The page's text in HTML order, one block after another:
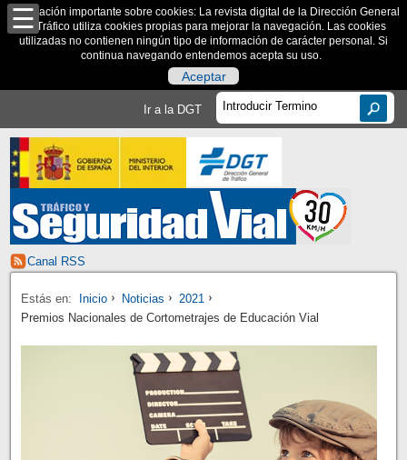
Información importante sobre cookies: La revista digital de la Dirección General
de Tráfico utiliza cookies propias para mejorar la navegación. Las cookies
utilizadas no contienen ningún tipo de información de carácter personal. Si
continua navegando entendemos acepta su uso.
Aceptar
Ir a la DGT
Canal RSS
Estás en: Inicio Noticias
2021
Premios Nacionales de Cortometrajes de Educación Vial